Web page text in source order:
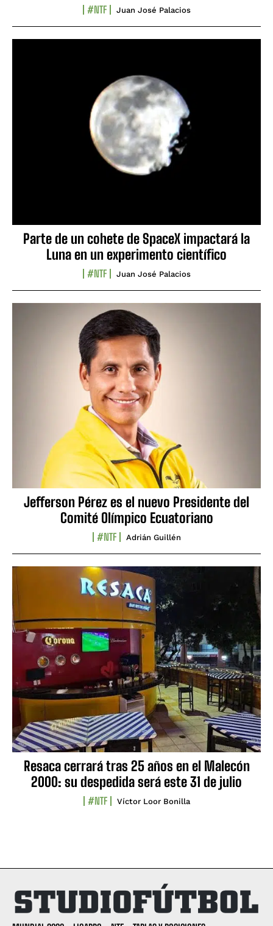
#NTF Juan José Palacios
Parte de un cohete de SpaceX impactará la
Luna en un experimento científico
#NTF Juan José Palacios
Jefferson Pérez es el nuevo Presidente del
Comité Olímpico Ecuatoriano
#NTF Adrián Guillén
Resaca cerrará tras 25 años en el Malecón
2000: su despedida será este 31 de julio
#NTF Víctor Loor Bonilla